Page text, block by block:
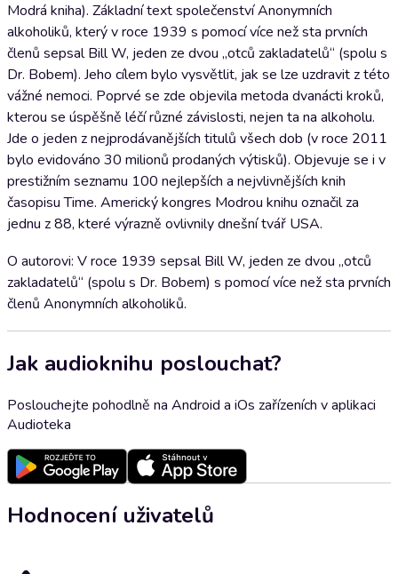
Modrá kniha). Základní text společenství Anonymních
alkoholiků, který v roce 1939 s pomocí více než sta prvních
členů sepsal Bill W, jeden ze dvou „otců zakladatelů“ (spolu s
Dr. Bobem). Jeho cílem bylo vysvětlit, jak se lze uzdravit z této
vážné nemoci. Poprvé se zde objevila metoda dvanácti kroků,
kterou se úspěšně léčí různé závislosti, nejen ta na alkoholu.
Jde o jeden z nejprodávanějších titulů všech dob (v roce 2011
bylo evidováno 30 milionů prodaných výtisků). Objevuje se i v
prestižním seznamu 100 nejlepších a nejvlivnějších knih
časopisu Time. Americký kongres Modrou knihu označil za
jednu z 88, které výrazně ovlivnily dnešní tvář USA.
O autorovi: V roce 1939 sepsal Bill W, jeden ze dvou „otců
zakladatelů“ (spolu s Dr. Bobem) s pomocí více než sta prvních
členů Anonymních alkoholiků.
Jak audioknihu poslouchat?
Poslouchejte pohodlně na Android a iOs zařízeních v aplikaci
Audioteka
Hodnocení uživatelů